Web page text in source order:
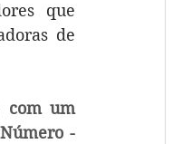
que
de
com um
-